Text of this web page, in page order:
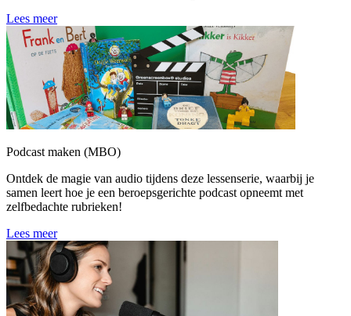
Lees meer
Podcast maken (MBO)
Ontdek de magie van audio tijdens deze lessenserie, waarbij je
samen leert hoe je een beroepsgerichte podcast opneemt met
zelfbedachte rubrieken!
Lees meer